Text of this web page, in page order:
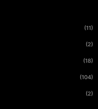
(11)
(2)
(18)
(104)
(2)